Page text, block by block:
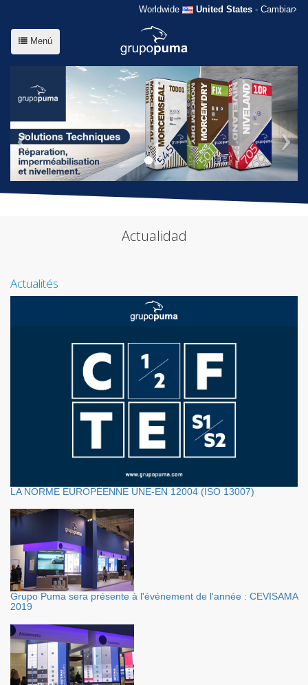
Worldwide United States - Cambiar
Menú
Actualidad
Actualités
LA NORME EUROPÉENNE UNE-EN 12004 (ISO 13007)
Grupo Puma sera présente à l'événement de l'année : CEVISAMA
2019